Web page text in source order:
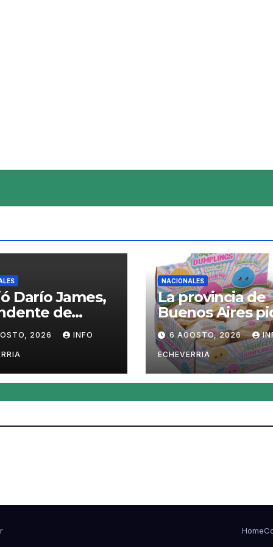
Darío James,
de
2026 INFO
NACIONALES
La provincia de
Buenos Aires
sacar del
el «Squeezy
Dumpling», un
juguete
6 AGOSTO, 2026
ECHEVERRIA
Home